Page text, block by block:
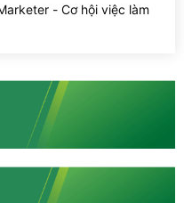
- Cơ hội việc làm